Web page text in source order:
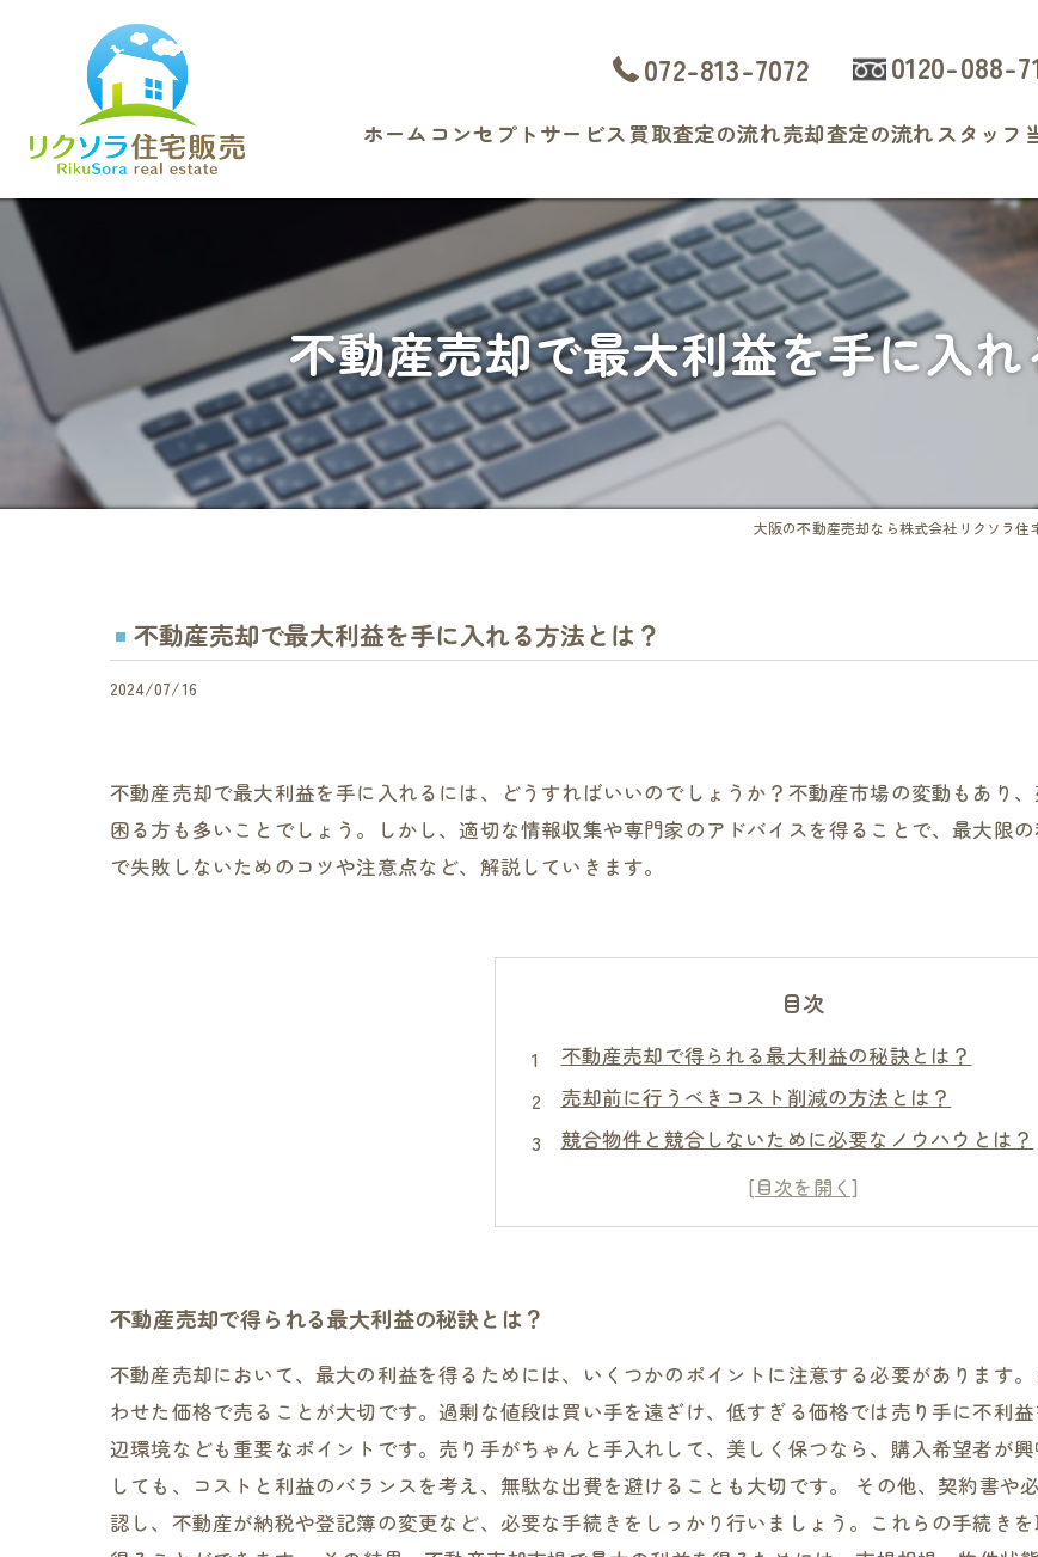
072-813-7072 0120-088-
ホーム コンセプト サービス
よくある質問
買取査定の流れ売却査定の流れスタッフ
不動産売却で最大利益を手に入れ
大阪の不動産売却なら株式会社リクソラ住
不動産売却で最大利益を手に入れる方法とは？
2024/07/16
不動産売却で最大利益を手に入れるには、どうすればいいのでしょうか？不動産市場の変動もあり
困る方も多いことでしょう。しかし、適切な情報収集や専門家のアドバイスを得ることで、最大限
で失敗しないためのコツや注意点など、解説していきます。
目次
不動産売却で得られる最大利益の秘訣とは？
売却前に行うべきコスト削減の方法とは？
競合物件と競合しないために必要なノウハウとは？
不動産の魅力を伝えるための営業戦略とは？
トラブル回避のために注意すべき売却のポイント
不動産売却で得られる最大利益の秘訣とは？
不動産売却において、最大の利益を得るためには、いくつかのポイントに注意する必要があります
わせた価格で売ることが大切です。過剰な値段は買い手を遠ざけ、低すぎる価格では売り手に不利
辺環境なども重要なポイントです。売り手がちゃんと手入れして、美しく保つなら、購入希望者が
しても、コストと利益のバランスを考え、無駄な出費を避けることも大切です。 その他、契約書や
認し、不動産が納税や登記簿の変更など、必要な手続きをしっかり行いましょう。これらの手続き